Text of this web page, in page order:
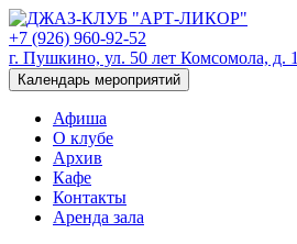
+7 (926) 960-92-52
г. Пушкино, ул. 50 лет Комсомола, д. 1
Календарь мероприятий
Афиша
О клубе
Архив
Кафе
Контакты
Аренда зала